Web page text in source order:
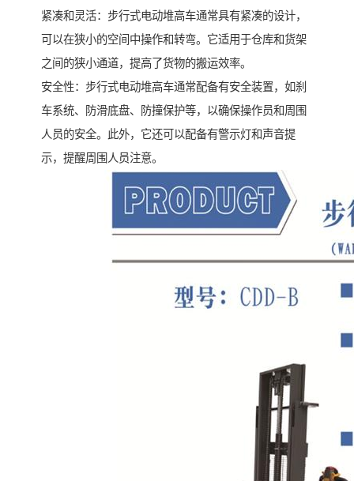
紧凑和灵活：步行式电动堆高车通常具有紧凑的设计，
可以在狭小的空间中操作和转弯。它适用于仓库和货架
之间的狭小通道，提高了货物的搬运效率。
安全性：步行式电动堆高车通常配备有安全装置，如刹
车系统、防滑底盘、防撞保护等，以确保操作员和周围
人员的安全。此外，它还可以配备有警示灯和声音提
示，提醒周围人员注意。